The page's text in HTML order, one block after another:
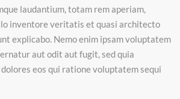
laudantium, totam rem aperiam,
inventore veritatis et quasi architecto
explicabo. Nemo enim ipsam voluptatem
aut odit aut fugit, sed quia
eos qui ratione voluptatem sequi